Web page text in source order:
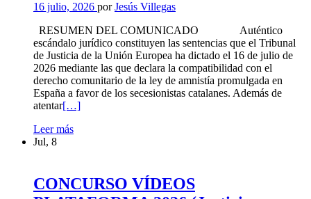
16 julio, 2026 porJesús Villegas
RESUMEN DEL COMUNICADO Auténtico
escándalo jurídico constituyen las sentencias que el Tribunal
de Justicia de la Unión Europea ha dictado el 16 de julio de
2026 mediante las que declara la compatibilidad con el
derecho comunitario de la ley de amnistía promulgada en
España a favor de los secesionistas catalanes. Además de
atentarLeer
sobre
(16/07/26).
Comunicado
[…]
Leer másAMNISTÍA:
Comunicado
PCIJ
Jul, 8
CONCURSO VÍDEOS